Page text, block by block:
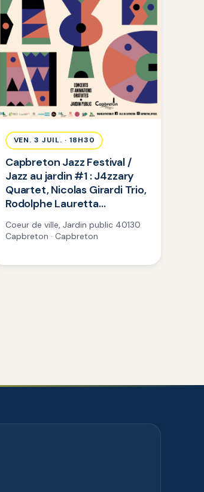
VEN. 3 JUIL. · 18H30
Capbreton Jazz Festival /
Jazz au jardin #1 : J4zzary
Quartet, Nicolas Girardi Trio,
Rodolphe Lauretta…
Coeur de ville, Jardin public 40130
Capbreton · Capbreton